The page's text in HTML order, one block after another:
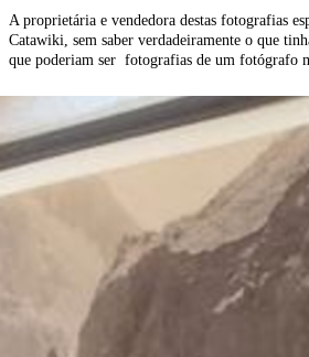
A proprietária e vendedora destas fotografias
Catawiki, sem saber verdadeiramente o que
que poderiam ser fotografias de um fotógrafo